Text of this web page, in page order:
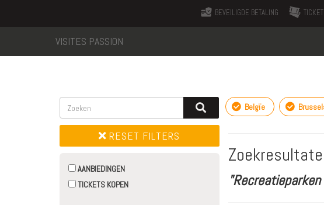
BEVEILIGDE BETALING
VISITES PASSION
RESET FILTERS
AANBIEDINGEN
TICKETS KOPEN
Belgïe